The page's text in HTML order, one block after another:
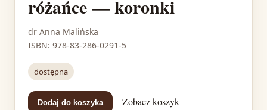
różańce — koronki
dr Anna Malińska
ISBN: 978-83-286-0291-5
dostępna
Dodaj do koszyka Zobacz koszyk